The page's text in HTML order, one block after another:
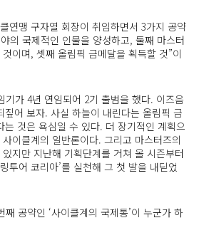
연맹 구자열 회장이 취임하면서 3가지 공약
의 국제적인 인물을 양성하고, 둘째 마스터
이며, 셋째 올림픽 금메달을 획득할 것”이
기가 4년 연임되어 2기 출범을 했다. 이즈음
짚어 보자. 사실 하늘이 내린다는 올림픽 금
는 것은 욕심일 수 있다. 더 장기적인 계획으
이클계의 일반론이다. 그리고 마스터즈의
지만 지난해 기획단계를 거쳐 올 시즌부터
투어 코리아’를 실천해 그 첫 발을 내딛었
공약인 ‘사이클계의 국제통’이 누군가 하